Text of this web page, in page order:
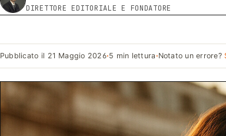
DIRETTORE EDITORIALE E FONDATORE
Pubblicato il 21 Maggio 2026·5 min lettura ·Notato un errore?